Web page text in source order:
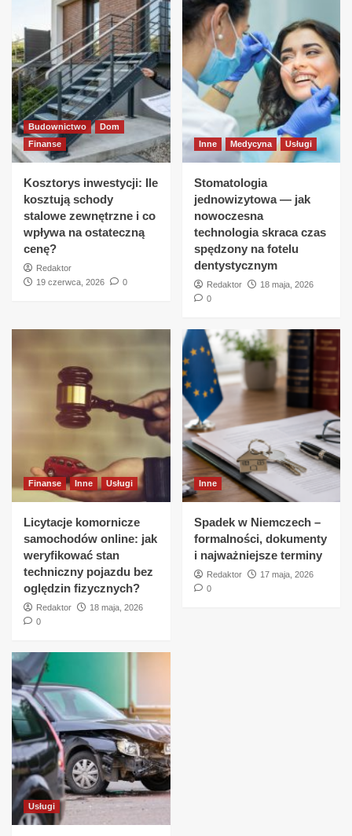
Budownictwo
Dom
Finanse
Kosztorys inwestycji: Ile
kosztują schody
stalowe zewnętrzne i co
wpływa na ostateczną
cenę?
Redaktor
19 czerwca, 2026
0
Inne Medycyna Usługi
Stomatologia
jednowizytowa — jak
nowoczesna
technologia skraca czas
spędzony na fotelu
dentystycznym
Redaktor
18 maja, 2026
0
Finanse Inne Usługi
Licytacje komornicze
samochodów online: jak
weryfikować stan
techniczny pojazdu bez
oględzin fizycznych?
Redaktor
18 maja, 2026
0
Inne
Spadek w Niemczech –
formalności, dokumenty
i najważniejsze terminy
Redaktor
17 maja, 2026
0
Usługi